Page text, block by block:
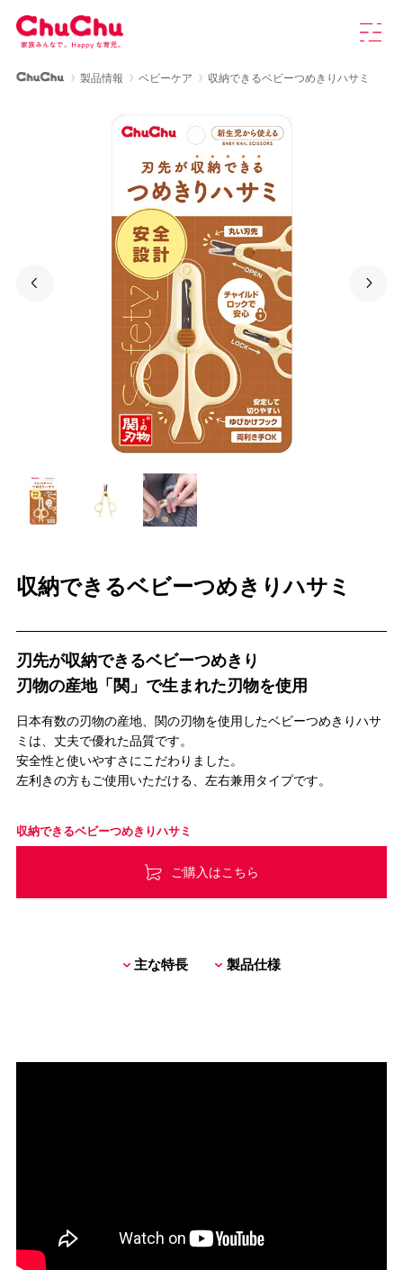
ロ
よくあるご質問
＼ 最新情報はこちら ／
ChuChu公式サイト
製品情報 ベビーケア 収納できるベビーつめきりハサミ
収納できるベビーつめきりハサミ
刃先が収納できるベビーつめきり
刃物の産地「関」で生まれた刃物を使用
日本有数の刃物の産地、関の刃物を使用したベビーつめきりハサ
ミは、丈夫で優れた品質です。
安全性と使いやすさにこだわりました。
左利きの方もご使用いただける、左右兼用タイプです。
収納できるベビーつめきりハサミ
ご購入はこちら
主な特長 製品仕様